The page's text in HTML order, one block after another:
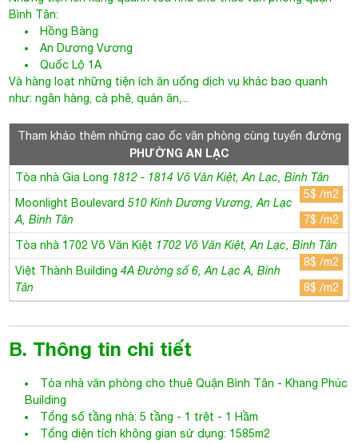
Bình Tân:
Hồng Bàng
An Dương Vương
Quốc Lộ 1A
Và hàng loạt những tiện ích ăn uống dịch vụ khác bao quanh
như: ngân hàng, cà phê, quán ăn,...
Tham khảo thêm những cao ốc văn phòng cùng tuyến đường
PHƯỜNG AN LẠC
Tòa nhà Gia Long 1812 - 1814 Võ Văn Kiệt, An Lạc, Bình Tân
5$ /m2
Moonlight Boulevard510 Kinh Dương Vương, An Lạc
A, Bình Tân
7$ /m2
Tòa nhà 1702 Võ Văn Kiệt 1702 Võ Văn Kiệt, An Lạc, Bình Tân
8$ /m2
Việt Thành Building4A Đường số 6, An Lạc A, Bình
Tân
8$ /m2
B. Thông tin chi tiết
Tòa nhà văn phòng cho thuê Quận Bình Tân - Khang Phúc
Building
Tổng số tầng nhà: 5 tầng - 1 trệt - 1 Hầm
Tổng diện tích không gian sử dụng: 1585m2